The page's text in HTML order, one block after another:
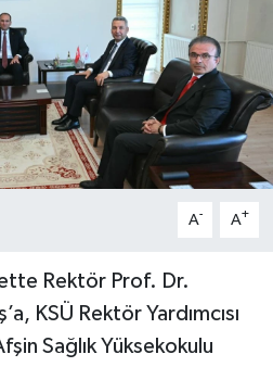
A- A+
Rektör Prof. Dr.
KSÜ Rektör Yardımcısı
Sağlık Yüksekokulu